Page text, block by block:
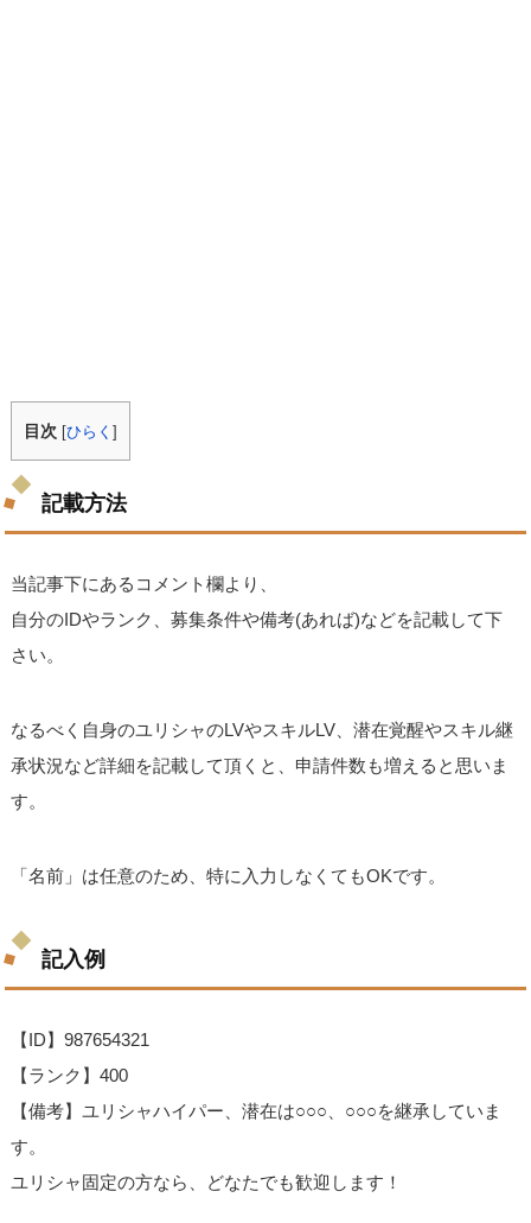
目次 [ひらく]
記載方法
当記事下にあるコメント欄より、
自分のIDやランク、募集条件や備考(あれば)などを記載して下
さい。
なるべく自身のユリシャのLVやスキルLV、潜在覚醒やスキル継
承状況など詳細を記載して頂くと、申請件数も増えると思いま
す。
「名前」は任意のため、特に入力しなくてもOKです。
記入例
【ID】987654321
【ランク】400
【備考】ユリシャハイパー、潜在は○○○、○○○を継承していま
す。
ユリシャ固定の方なら、どなたでも歓迎します！